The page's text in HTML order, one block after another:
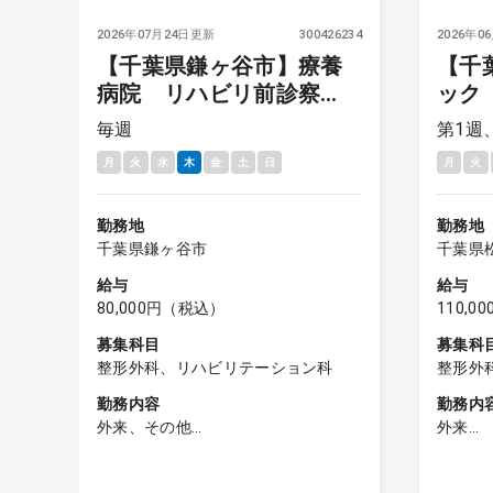
2026年07月24日更新 300426234
【千葉県鎌ヶ谷市】療養
病院 リハビリ前診察
（小児発達リハビリ中
心）＋整形外科外来 毎
週火曜 8万円
毎週
月 火 水 木 金 土 日
勤務地
千葉県鎌ヶ谷市
給与
80,000円（税込）
募集科目
整形外科、リハビリテーション科
勤務内容
外来、その他
2026年
【
ッ
1・
第1週
月 火
勤務地
千葉県
給与
募集科
整形外
勤務内
外来